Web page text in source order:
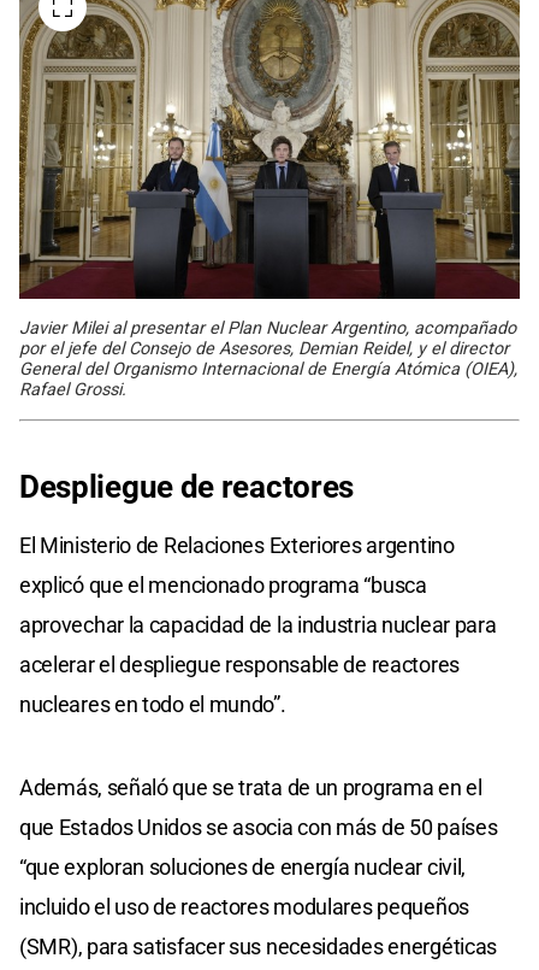
Javier Milei al presentar el Plan Nuclear Argentino, acompañado
por el jefe del Consejo de Asesores, Demian Reidel, y el director
General del Organismo Internacional de Energía Atómica (OIEA),
Rafael Grossi.
Despliegue de reactores
El Ministerio de Relaciones Exteriores argentino
explicó que el mencionado programa “busca
aprovechar la capacidad de la industria nuclear para
acelerar el despliegue responsable de reactores
nucleares en todo el mundo”.
Además, señaló que se trata de un programa en el
que Estados Unidos se asocia con más de 50 países
“que exploran soluciones de energía nuclear civil,
incluido el uso de reactores modulares pequeños
(SMR), para satisfacer sus necesidades energéticas